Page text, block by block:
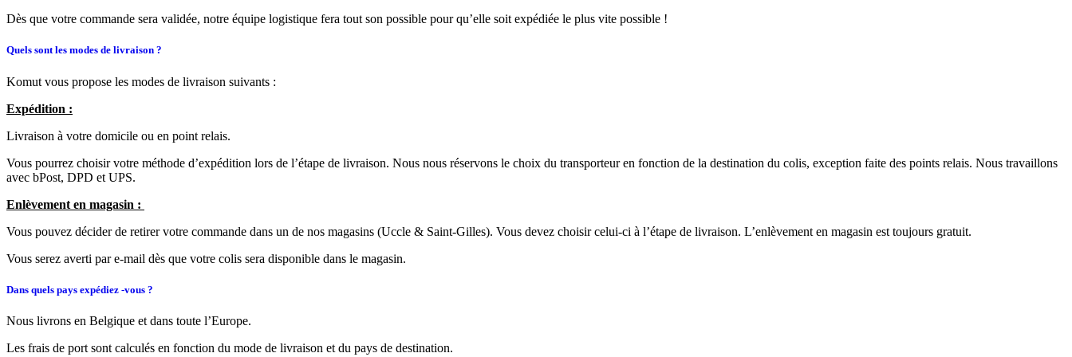
Dès que votre commande sera validée, notre équipe logistique fera tout son possible pour qu’elle soit expédiée le plus vite possible !
Quels sont les modes de livraison ?
Komut vous propose les modes de livraison suivants :
Expédition :
Livraison à votre domicile ou en point relais.
Vous pourrez choisir votre méthode d’expédition lors de l’étape de livraison. Nous nous réservons le choix du transporteur en fonction de la destination du colis, exception faite des points relais. Nous travaillons
avec bPost, DPD et UPS.
Enlèvement en magasin :
Vous pouvez décider de retirer votre commande dans un de nos magasins (Uccle & Saint-Gilles). Vous devez choisir celui-ci à l’étape de livraison. L’enlèvement en magasin est toujours gratuit.
Vous serez averti par e-mail dès que votre colis sera disponible dans le magasin.
Dans quels pays expédiez -vous ?
Nous livrons en Belgique et dans toute l’Europe.
Les frais de port sont calculés en fonction du mode de livraison et du pays de destination.